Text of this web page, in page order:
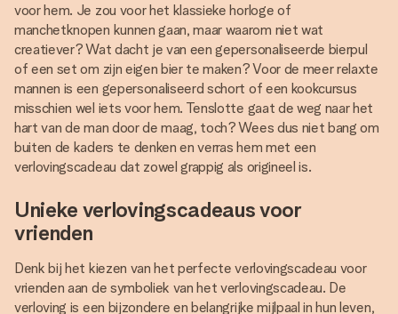
voor hem. Je zou voor het klassieke horloge of
manchetknopen kunnen gaan, maar waarom niet wat
creatiever? Wat dacht je van een gepersonaliseerde bierpul
of een set om zijn eigen bier te maken? Voor de meer relaxte
mannen is een gepersonaliseerd schort of een kookcursus
misschien wel iets voor hem. Tenslotte gaat de weg naar het
hart van de man door de maag, toch? Wees dus niet bang om
buiten de kaders te denken en verras hem met een
verlovingscadeau dat zowel grappig als origineel is.
Unieke verlovingscadeaus voor
vrienden
Denk bij het kiezen van het perfecte verlovingscadeau voor
vrienden aan de symboliek van het verlovingscadeau. De
verloving is een bijzondere en belangrijke mijlpaal in hun leven,